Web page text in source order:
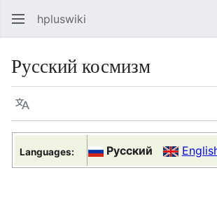
hpluswiki
Русский космизм
Язык
Languages: Русский